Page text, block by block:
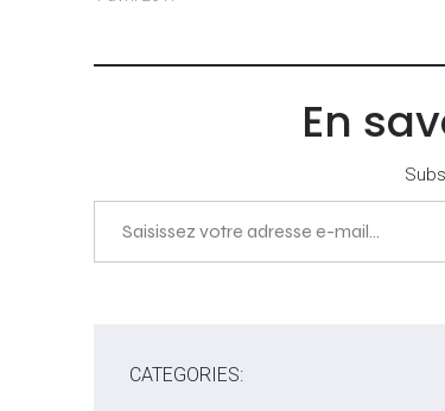
En
Saisissez votre adresse e-mail…
CATEGORIES: